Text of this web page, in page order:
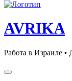
AVRIKA
Работа в Израиле •